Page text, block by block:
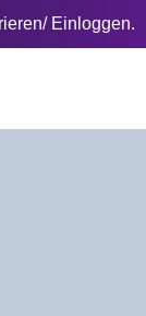
Einloggen.